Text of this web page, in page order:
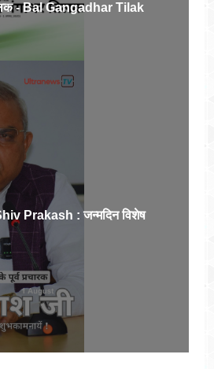
- Bal Gangadhar Tilak
Prakash : जन्मदिन विशेष